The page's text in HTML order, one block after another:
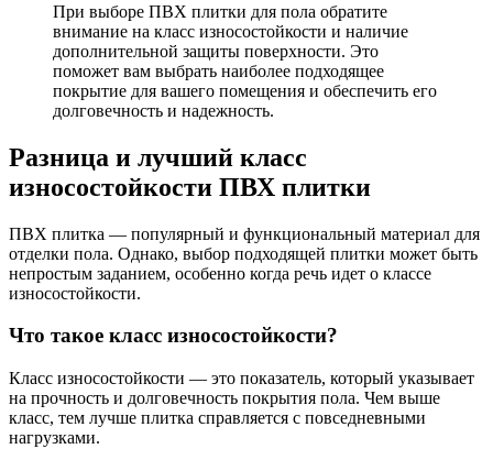
При выборе ПВХ плитки для пола обратите
внимание на класс износостойкости и наличие
дополнительной защиты поверхности. Это
поможет вам выбрать наиболее подходящее
покрытие для вашего помещения и обеспечить его
долговечность и надежность.
Разница и лучший класс
износостойкости ПВХ плитки
ПВХ плитка — популярный и функциональный материал для
отделки пола. Однако, выбор подходящей плитки может быть
непростым заданием, особенно когда речь идет о классе
износостойкости.
Что такое класс износостойкости?
Класс износостойкости — это показатель, который указывает
на прочность и долговечность покрытия пола. Чем выше
класс, тем лучше плитка справляется с повседневными
нагрузками.